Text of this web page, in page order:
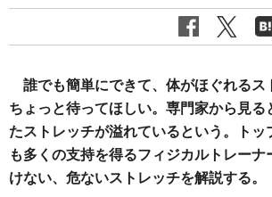
誰でも簡単にできて、体がほぐれるス
ちょっと待ってほしい。専門家から見る
たストレッチが溢れているという。トッ
も多くの支持を得るフィジカルトレーナ
けない、危ないストレッチを解説する。